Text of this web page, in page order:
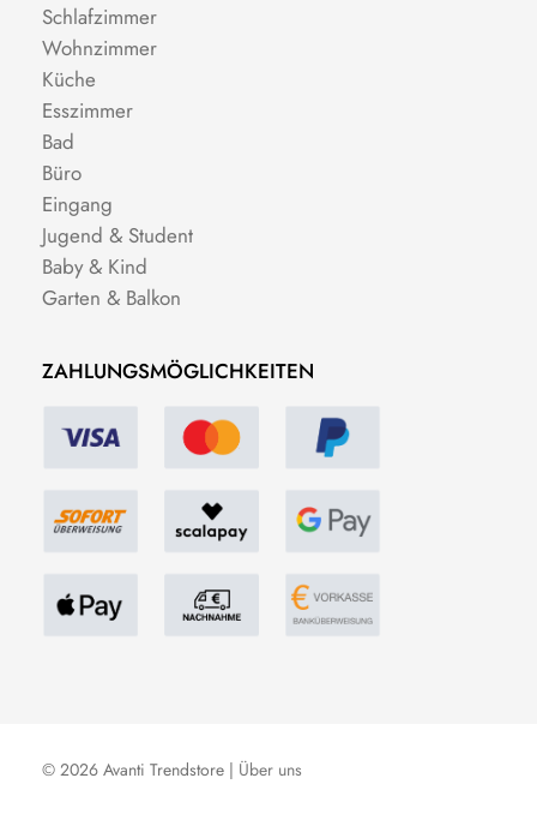
Schlafzimmer
Wohnzimmer
Küche
Esszimmer
Bad
Büro
Eingang
Jugend & Student
Baby & Kind
Garten & Balkon
ZAHLUNGSMÖGLICHKEITEN
© 2026 Avanti Trendstore | Über uns